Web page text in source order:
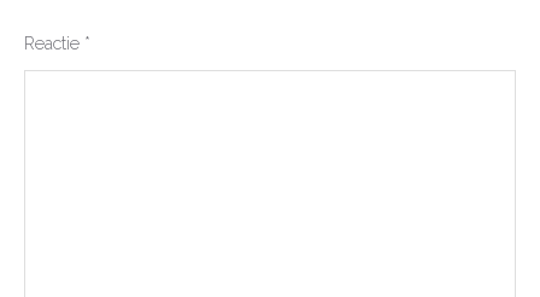
Reactie *